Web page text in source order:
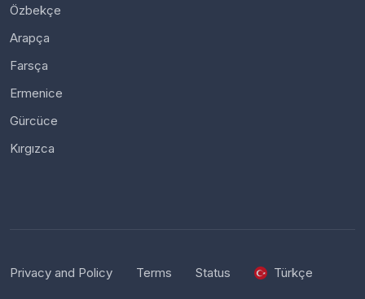
Özbekçe
Arapça
Farsça
Ermenice
Gürcüce
Kırgızca
Privacy and Policy Terms Status Türkçe